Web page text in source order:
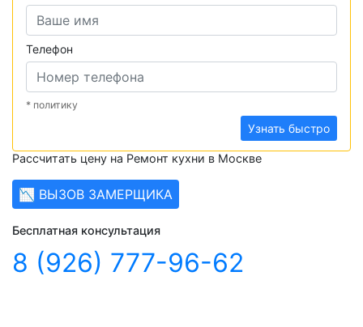
Телефон
* политику
Узнать быстро
Рассчитать цену на Ремонт кухни в Москве
📉 ВЫЗОВ ЗАМЕРЩИКА
Бесплатная консультация
8 (926) 777-96-62